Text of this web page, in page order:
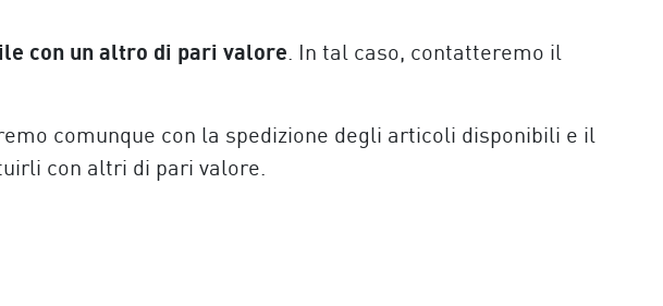
con un altro di pari valore. In tal caso, contatteremo il
comunque con la spedizione degli articoli disponibili e il
con altri di pari valore.